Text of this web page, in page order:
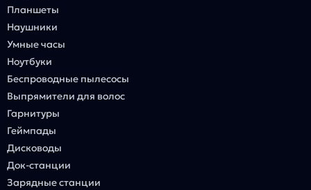
Планшеты
Наушники
Умные часы
Ноутбуки
Беспроводные пылесосы
Выпрямители для волос
Гарнитуры
Геймпады
Дисководы
Док-станции
Зарядные станции